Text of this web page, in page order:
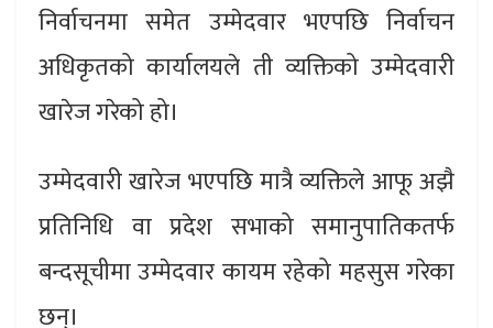
निर्वाचनमा समेत उम्मेदवार भएपछि निर्वाचन
अधिकृतको कार्यालयले ती व्यक्तिको उम्मेदवारी
खारेज गरेको हो।
उम्मेदवारी खारेज भएपछि मात्रै व्यक्तिले आफू अझै
प्रतिनिधि वा प्रदेश सभाको समानुपातिकतर्फ
बन्दसूचीमा उम्मेदवार कायम रहेको महसुस गरेका
छन्।